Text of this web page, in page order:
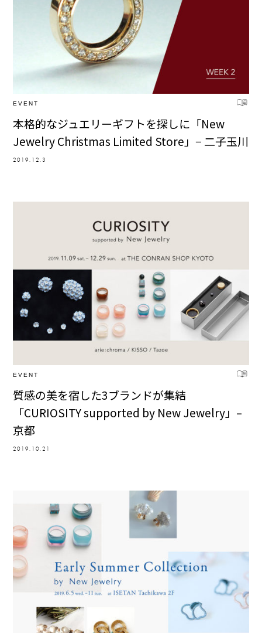
EVENT
本格的なジュエリーギフトを探しに「New
Jewelry Christmas Limited Store」− 二子玉川
2019.12.3
EVENT
質感の美を宿した3ブランドが集結
「CURIOSITY supported by New Jewelry」–
京都
2019.10.21